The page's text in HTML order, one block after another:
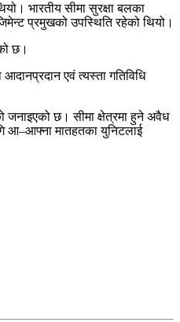
भारतीय सीमा सुरक्षा बलका
प्रमुखको उपस्थिति रहेको थियो।
छ।
एवं त्यस्ता गतिविधि
जनाइएको छ। सीमा क्षेत्रमा हुने अवैध
आ–आफ्ना मातहतका युनिटलाई